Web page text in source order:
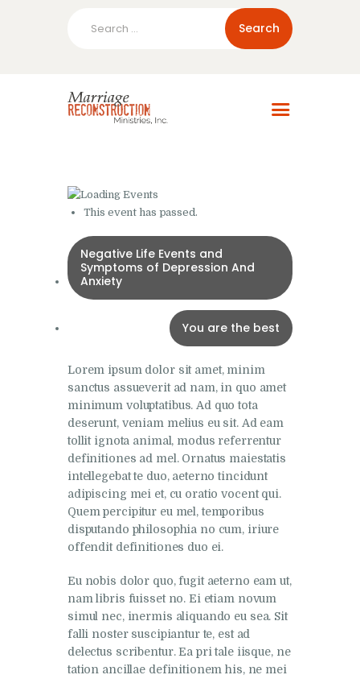
Home
About Us
Resources
This event has passed.
Negative Life Events and
Symptoms of Depression And
Anxiety
You are the best
Lorem ipsum dolor sit amet, minim
sanctus assueverit ad nam, in quo amet
minimum voluptatibus. Ad quo tota
deserunt, veniam melius eu sit. Ad eam
tollit ignota animal, modus referrentur
definitiones ad mel. Ornatus maiestatis
intellegebat te duo, aeterno tincidunt
adipiscing mei et, cu oratio vocent qui.
Quem percipitur eu mel, temporibus
disputando philosophia no cum, iriure
offendit definitiones duo ei.
Eu nobis dolor quo, fugit aeterno eam ut,
nam libris fuisset no. Ei etiam novum
simul nec, inermis aliquando eu sea. Sit
falli noster suscipiantur te, est ad
delectus scribentur. Ea pri tale iisque, ne
tation ancillae definitionem his, ne mei